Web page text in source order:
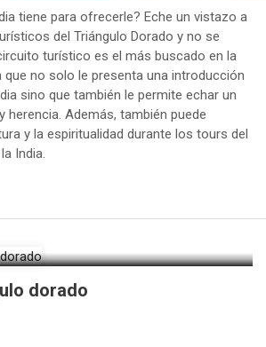
tiene para ofrecerle? Eche un vistazo a
del Triángulo Dorado y no se
turístico es el más buscado en la
que no solo le presenta una introducción
sino que también le permite echar un
herencia. Además, también puede
y la espiritualidad durante los tours del
India.
dorado